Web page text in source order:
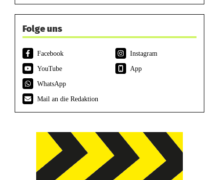
Folge uns
Facebook
Instagram
YouTube
App
WhatsApp
Mail an die Redaktion